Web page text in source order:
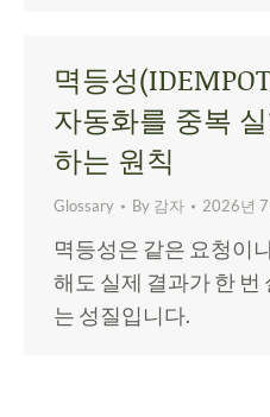
멱등성
자동화를 중복
하는 원칙
Glossary By 감자 2026년
멱등성은 같은 요청이
해도 실제 결과가 한 번
는 성질입니다.